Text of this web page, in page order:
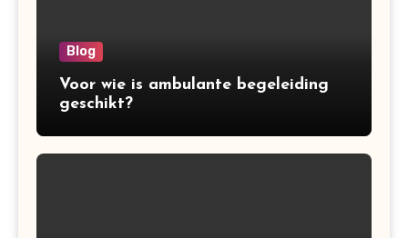
Blog
Voor wie is ambulante begeleiding
geschikt?